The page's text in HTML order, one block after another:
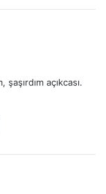
açıkcası.